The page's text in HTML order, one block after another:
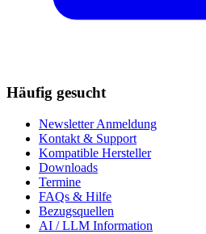
Häufig gesucht
Newsletter Anmeldung
Kontakt & Support
Kompatible Hersteller
Downloads
Termine
FAQs & Hilfe
Bezugsquellen
AI / LLM Information